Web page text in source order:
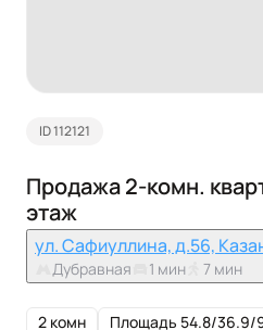
ID 112121
Продажа 2-комн.
этаж
ул. Сафиуллина, д.56,
Дубравная 1 мин 7 мин
2 комн Площадь 54.8/36.9/